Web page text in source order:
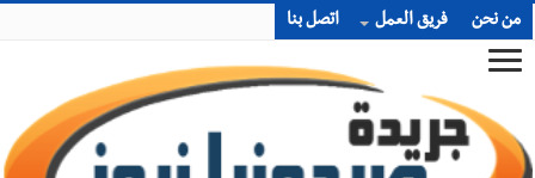
من نحن فريق العمل اتصل بنا